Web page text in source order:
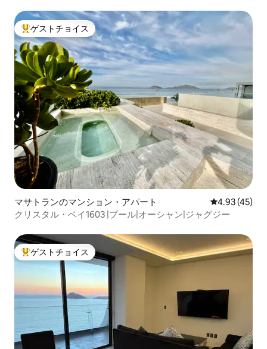
大好評のゲストチョイスです。
ゲストチョイス
マサトランのマンション・アパート レビュー45
4.93 (45)
クリスタル・ベイ1603 |プール|オーシャン|ジャグジー
大好評のゲストチョイスです。
ゲストチョイス